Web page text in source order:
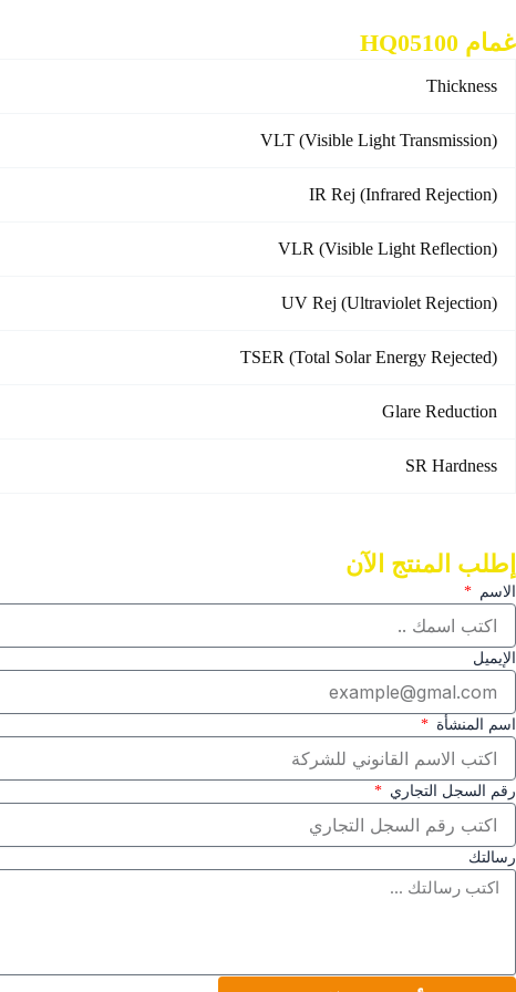
غمام HQ05100
Thickness
VLT (Visible Light Transmission)
IR Rej (Infrared Rejection)
VLR (Visible Light Reflection)
UV Rej (Ultraviolet Rejection)
TSER (Total Solar Energy Rejected)
Glare Reduction
SR Hardness
إطلب المنتج الآن
الاسم
الإيميل
اسم المنشأة
رقم السجل التجاري
رسالتك